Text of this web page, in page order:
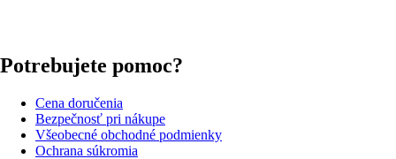
Potrebujete pomoc?
Cena doručenia
Bezpečnosť pri nákupe
Všeobecné obchodné podmienky
Ochrana súkromia